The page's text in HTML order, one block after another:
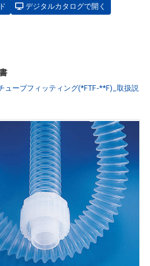
デジタルカタログで開く
ューブフィッティング(*FTF-**F)_取扱説